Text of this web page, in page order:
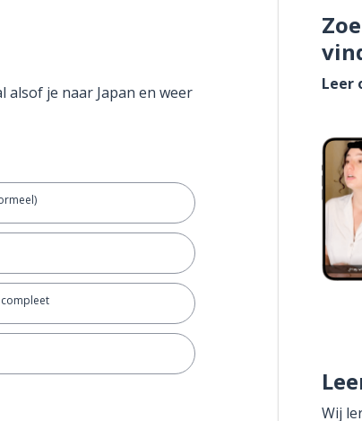
alsof je naar Japan en weer
Leer
Wij